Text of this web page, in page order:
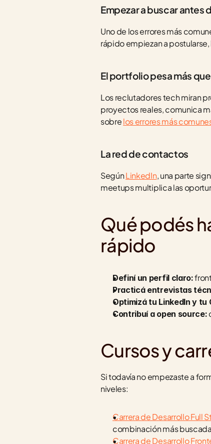
Empezar a buscar antes
Uno de los errores más
rápido empiezan a
El portfolio pesa más
Los reclutadores tech miran
proyectos reales, comunica
sobre los errores más
La red de contactos
Según LinkedIn, una parte
meetups multiplica las
Qué podés
rápido
Definí un perfil claro:
Practicá entrevistas
Optimizá tu LinkedIn y tu
Contribuí a open source:
Cursos y
Si todavía no empezaste a
niveles:
Carrera de Desarrollo Full
combinación más
Carrera de Desarrollo